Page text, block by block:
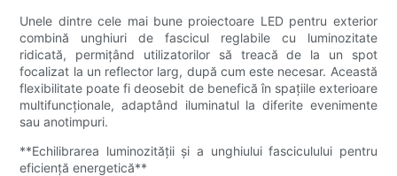
Unele dintre cele mai bune proiectoare LED pentru exterior
combină unghiuri de fascicul reglabile cu luminozitate
ridicată, permițând utilizatorilor să treacă de la un spot
focalizat la un reflector larg, după cum este necesar. Această
flexibilitate poate fi deosebit de benefică în spațiile exterioare
multifuncționale, adaptând iluminatul la diferite evenimente
sau anotimpuri.
**Echilibrarea luminozității și a unghiului fasciculului pentru
eficiență energetică**